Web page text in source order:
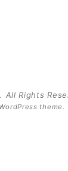
All Rights
WordPress theme.